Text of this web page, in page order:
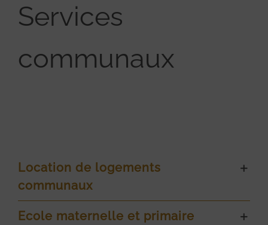
Services
communaux
Location de logements
communaux
Ecole maternelle et primaire